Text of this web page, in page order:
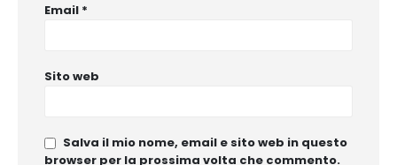
Email *
Sito web
Salva il mio nome, email e sito web in questo
browser per la prossima volta che commento.